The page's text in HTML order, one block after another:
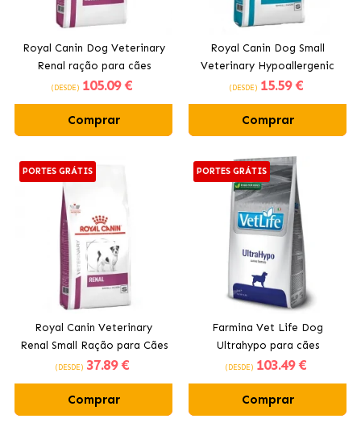
Royal Canin Dog Veterinary
Renal ração para cães
(DESDE) 105.09 €
Comprar
Royal Canin Dog Small
Veterinary Hypoallergenic
ração para cães pequenos
(DESDE) 15.59 €
Comprar
PORTES GRÁTIS
Royal Canin Veterinary
Renal Small Ração para Cães
Pequenos
(DESDE) 37.89 €
Comprar
PORTES GRÁTIS
Farmina Vet Life Dog
Ultrahypo para cães
(DESDE) 103.49 €
Comprar